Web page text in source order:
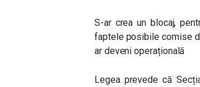
S-ar crea un blocaj,
faptele posibile comise
ar deveni operațională
Legea prevede că